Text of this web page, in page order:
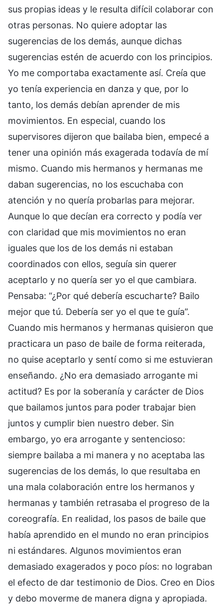
sus propias ideas y le resulta difícil colaborar con
otras personas. No quiere adoptar las
sugerencias de los demás, aunque dichas
sugerencias estén de acuerdo con los principios.
Yo me comportaba exactamente así. Creía que
yo tenía experiencia en danza y que, por lo
tanto, los demás debían aprender de mis
movimientos. En especial, cuando los
supervisores dijeron que bailaba bien, empecé a
tener una opinión más exagerada todavía de mí
mismo. Cuando mis hermanos y hermanas me
daban sugerencias, no los escuchaba con
atención y no quería probarlas para mejorar.
Aunque lo que decían era correcto y podía ver
con claridad que mis movimientos no eran
iguales que los de los demás ni estaban
coordinados con ellos, seguía sin querer
aceptarlo y no quería ser yo el que cambiara.
Pensaba: “¿Por qué debería escucharte? Bailo
mejor que tú. Debería ser yo el que te guía”.
Cuando mis hermanos y hermanas quisieron que
practicara un paso de baile de forma reiterada,
no quise aceptarlo y sentí como si me estuvieran
enseñando. ¿No era demasiado arrogante mi
actitud? Es por la soberanía y carácter de Dios
que bailamos juntos para poder trabajar bien
juntos y cumplir bien nuestro deber. Sin
embargo, yo era arrogante y sentencioso:
siempre bailaba a mi manera y no aceptaba las
sugerencias de los demás, lo que resultaba en
una mala colaboración entre los hermanos y
hermanas y también retrasaba el progreso de la
coreografía. En realidad, los pasos de baile que
había aprendido en el mundo no eran principios
ni estándares. Algunos movimientos eran
demasiado exagerados y poco píos: no lograban
el efecto de dar testimonio de Dios. Creo en Dios
y debo moverme de manera digna y apropiada.